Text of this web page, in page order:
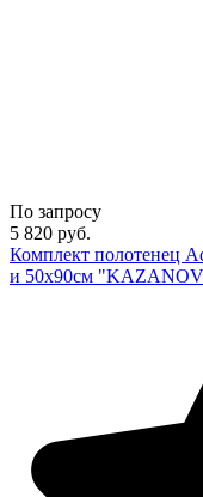
По запросу
5 820 руб.
Комплект полотенец
и 50х90см